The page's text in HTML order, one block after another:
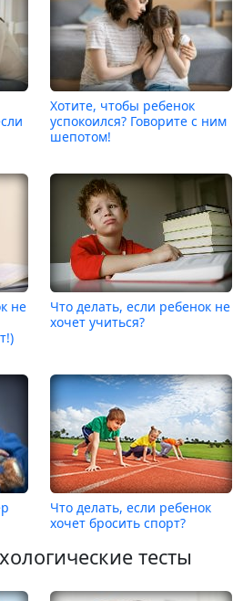
Хотите, чтобы ребенок
успокоился? Говорите с ним
шепотом!
не
Что делать, если ребенок не
хочет учиться?
Что делать, если ребенок
хочет бросить спорт?
тесты